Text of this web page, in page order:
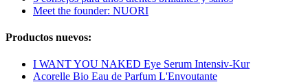
Meet the founder: NUORI
Productos nuevos:
I WANT YOU NAKED Eye Serum Intensiv-Kur
Acorelle Bio Eau de Parfum L'Envoutante